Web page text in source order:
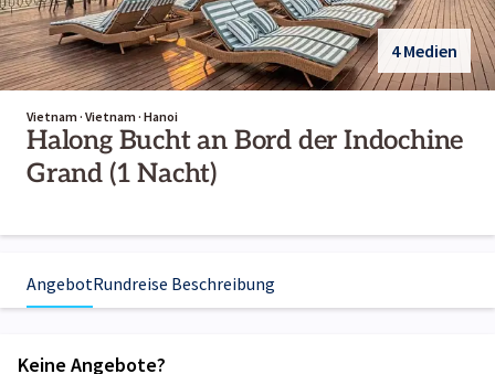
4 Medien
Vietnam · Vietnam · Hanoi
Halong Bucht an Bord der Indochine
Grand (1 Nacht)
AngebotRundreise Beschreibung
Keine Angebote?